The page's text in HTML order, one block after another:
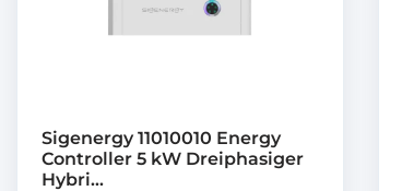
Sigenergy 11010010 Energy
Controller 5 kW Dreiphasiger
Hybri...